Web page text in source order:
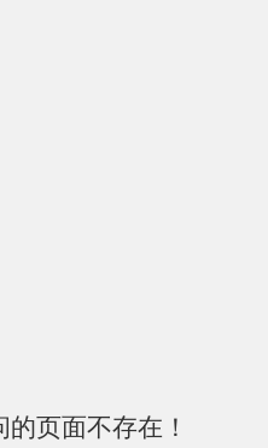
页面不存在！